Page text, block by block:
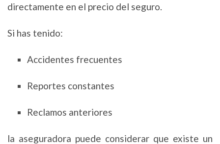
directamente en el precio del seguro.
Si has tenido:
Accidentes frecuentes
Reportes constantes
Reclamos anteriores
la aseguradora puede considerar que existe un